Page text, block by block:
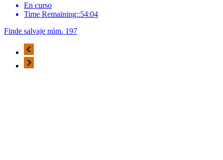
En curso
Time Remaining::54:04
Finde salvaje núm. 197